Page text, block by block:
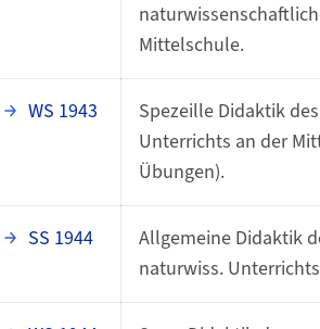
Mittelschule.
WS 1943
Spezeille Didaktik
Unterrichts an der
Übungen).
SS 1944
Allgemeine Didaktik
naturwiss.